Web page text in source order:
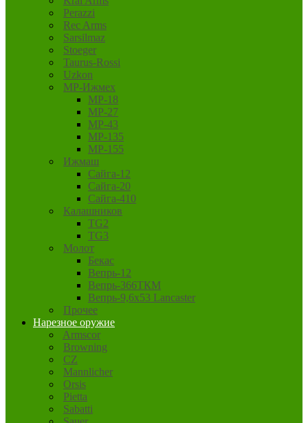
Perazzi
Rec Arms
Sarsilmaz
Stoeger
Taurus-Rossi
Uzkon
MP-Ижмех
MP-18
MP-27
MP-43
MP-135
MP-155
Ижмаш
Сайга-12
Сайга-20
Сайга-410
Калашников
TG2
TG3
Молот
Бекас
Вепрь-12
Вепрь-366ТКМ
Вепрь-9,6х53 Lancaster
Прочее
Нарезное оружие
Armscor
Browning
CZ
Mannlicher
Orsis
Pietta
Sabatti